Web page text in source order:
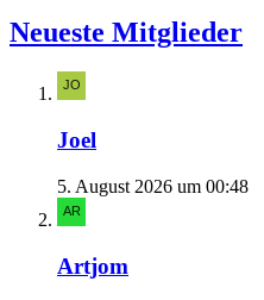
Neueste Mitglieder
Joel
5. August 2026 um 00:48
Artjom